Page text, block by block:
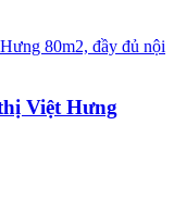
Việt Hưng